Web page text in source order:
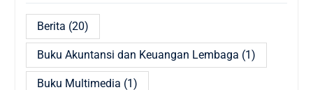
Berita (20)
Buku Akuntansi dan Keuangan Lembaga (1)
Buku Multimedia (1)